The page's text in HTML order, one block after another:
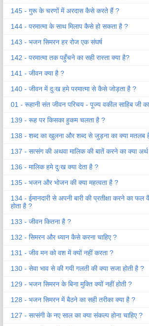
145 - गुरू के चरणों में अरदास कैसे करते हैं ?
144 - परमात्मा के साथ मिलाप कैसे हो सकता है ?
143 - भजन सिमरन हर रोज एक संघर्ष
142 - परमात्मा तक पहुँचने का सही रास्ता क्या है?
141 - जीवन क्या है ?
140 - जीवन में दुःख हमे परमात्मा से कैसे जोड़ता है ?
01 - रूहानी संत जीवन परिचय - पूज्य वकील साहिब जी का
139 - रूह पर किसका हुकम चलता है ?
138 - शब्द का खुलना और शब्द से जुड़ना का क्या मतलब
137 - सत्संग की अथवा मालिक की बातें करने का क्या
136 - मालिक हमे दुःख क्या देता है ?
135 - भजन और भोजन की क्या महत्वता है ?
134 - ईमानदारी से अपनी बारी की प्रतीक्षा करने का फल
होता है ?
133 - जीवन कितना है ?
132 - सिमरन और ध्यान कैसे करना चाहिए ?
131 - जीव मन को वश में क्यों नहीं करता ?
130 - सेवा भाव से की गयी गलती की क्या सजा होती है ?
129 - भजन सिमरन के बिना मुक्ति क्यों नहीं होती ?
128 - भजन सिमरन में बैठने का सही तरीका क्या है ?
127 - सत्संगी के नए साल का क्या संकल्प होना चाहिए ?